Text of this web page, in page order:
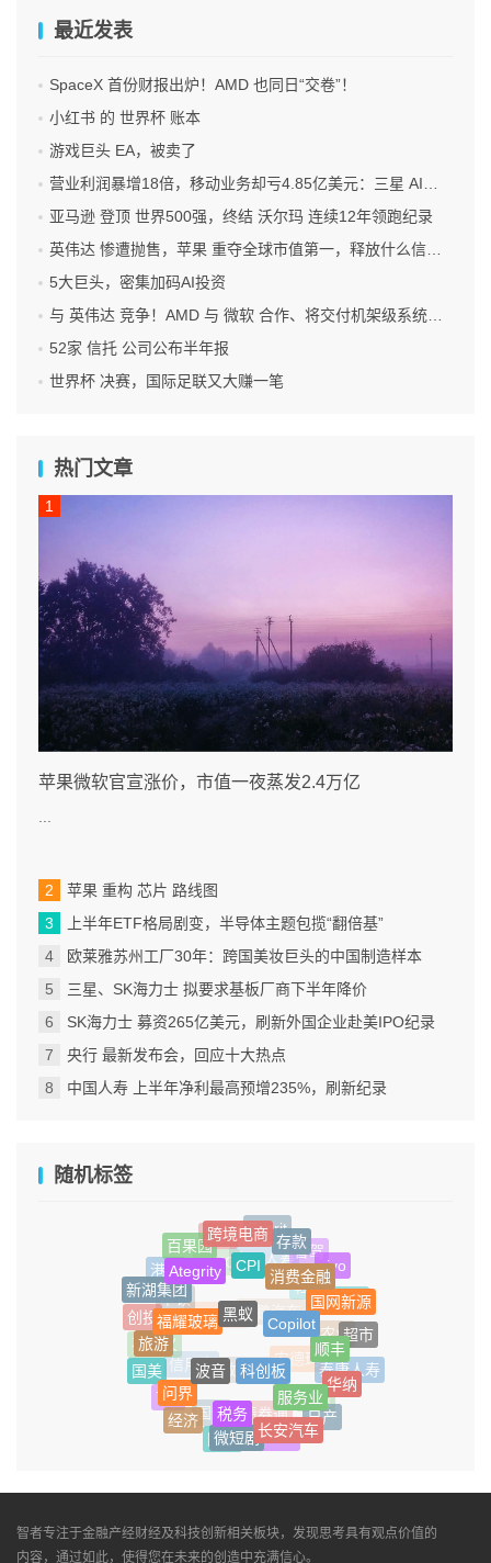
最近发表
SpaceX 首份财报出炉！AMD 也同日“交卷”！
小红书 的 世界杯 账本
游戏巨头 EA，被卖了
营业利润暴增18倍，移动业务却亏4.85亿美元：三星 AI红利的另一面
亚马逊 登顶 世界500强，终结 沃尔玛 连续12年领跑纪录
英伟达 惨遭抛售，苹果 重夺全球市值第一，释放什么信号？
5大巨头，密集加码AI投资
与 英伟达 竞争！AMD 与 微软 合作、将交付机架级系统Helios
52家 信托 公司公布半年报
世界杯 决赛，国际足联又大赚一笔
热门文章
苹果微软官宣涨价，市值一夜蒸发2.4万亿
苹果 重构 芯片 路线图
上半年ETF格局剧变，半导体主题包揽“翻倍基”
欧莱雅苏州工厂30年：跨国美妆巨头的中国制造样本
三星、SK海力士 拟要求基板厂商下半年降价
SK海力士 募资265亿美元，刷新外国企业赴美IPO纪录
央行 最新发布会，回应十大热点
中国人寿 上半年净利最高预增235%，刷新纪录
随机标签
幸福人寿
WAIC
信实
Esprit
智驾
鞋业
小鹏汽车
Chrome
辛顿
港股
百果园
跨境电商 存款
vivo
外卖
农业
安德玛
信用卡
孙正义
创投
新湖集团
Ategrity CPI
消费金融
国网新源
超市
泰康人寿
火腿
债券通
国债
711
国美
旅游
福耀玻璃
黑蚁
Copilot
顺丰
华纳
日产
Costa
网球
经济
问界
波音
科创板
服务业
长安汽车
微短剧
智者专注于金融产经财经及科技创新相关板块，发现思考具有观点价值的
内容，通过如此，使得您在未来的创造中充满信心。